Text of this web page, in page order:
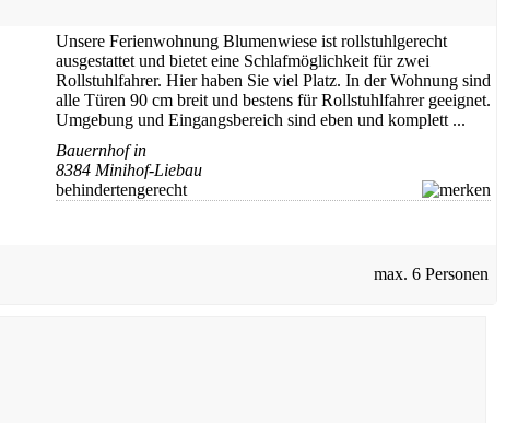
Unsere Ferienwohnung Blumenwiese ist rollstuhlgerecht
ausgestattet und bietet eine Schlafmöglichkeit für zwei
Rollstuhlfahrer. Hier haben Sie viel Platz. In der Wohnung sind
alle Türen 90 cm breit und bestens für Rollstuhlfahrer geeignet.
Umgebung und Eingangsbereich sind eben und komplett ...
Bauernhof in
8384 Minihof-Liebau
behindertengerecht
max. 6 Personen